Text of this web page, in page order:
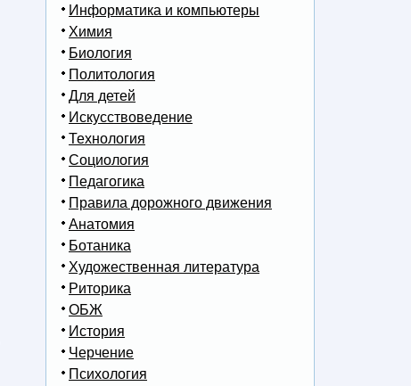
Информатика и компьютеры
Химия
Биология
Политология
Для детей
Искусствоведение
Технология
Социология
Педагогика
Правила дорожного движения
Анатомия
Ботаника
Художественная литература
Риторика
ОБЖ
История
Черчение
Психология